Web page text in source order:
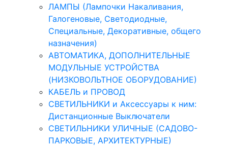
ЛАМПЫ (Лампочки Накаливания,
Галогеновые, Светодиодные,
Специальные, Декоративные, общего
назначения)
АВТОМАТИКА, ДОПОЛНИТЕЛЬНЫЕ
МОДУЛЬНЫЕ УСТРОЙСТВА
(НИЗКОВОЛЬТНОЕ ОБОРУДОВАНИЕ)
КАБЕЛЬ и ПРОВОД
СВЕТИЛЬНИКИ и Аксессуары к ним:
Дистанционные Выключатели
СВЕТИЛЬНИКИ УЛИЧНЫЕ (САДОВО-
ПАРКОВЫЕ, АРХИТЕКТУРНЫЕ)